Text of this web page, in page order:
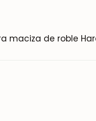
maciza de roble